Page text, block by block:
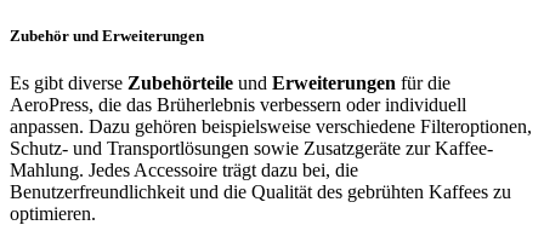
Zubehör und Erweiterungen
Es gibt diverse Zubehörteile und Erweiterungen für die
AeroPress, die das Brüherlebnis verbessern oder individuell
anpassen. Dazu gehören beispielsweise verschiedene Filteroptionen,
Schutz- und Transportlösungen sowie Zusatzgeräte zur Kaffee-
Mahlung. Jedes Accessoire trägt dazu bei, die
Benutzerfreundlichkeit und die Qualität des gebrühten Kaffees zu
optimieren.